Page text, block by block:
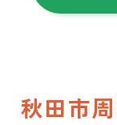
秋田市